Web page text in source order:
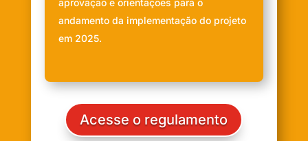
andamento da implementação do projeto
em 2025.
Acesse o regulamento